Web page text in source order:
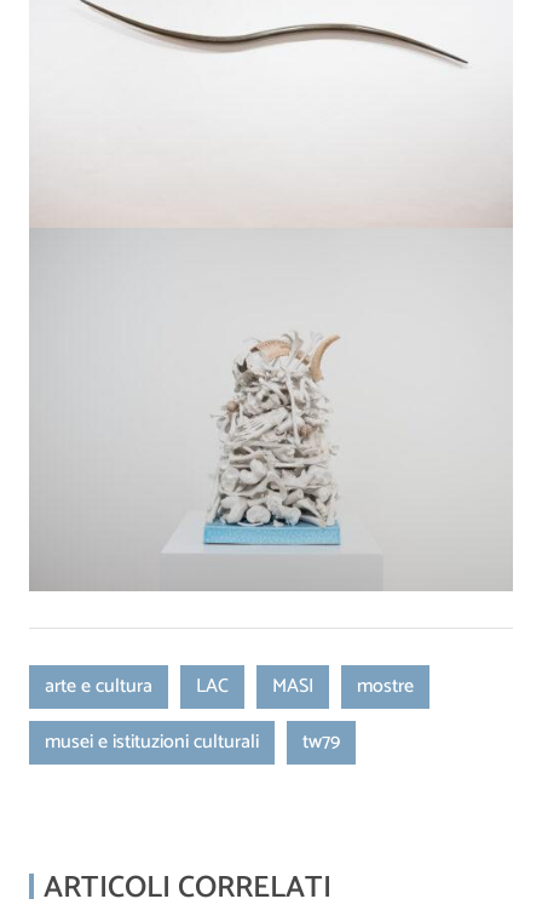
arte e cultura LAC MASI
mostre
musei e istituzioni culturali
tw79
ARTICOLI CORRELATI